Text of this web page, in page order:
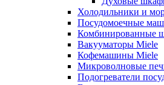
Холодильники и
Посудомоечные
Комбинированные
Вакууматоры Miele
Кофемашины Miele
Микроволновые
Подогреватели